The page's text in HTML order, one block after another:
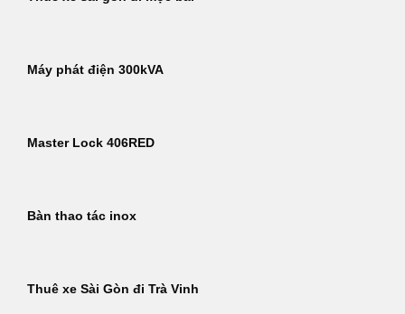
Máy phát điện 300kVA
Master Lock 406RED
Bàn thao tác inox
Thuê xe Sài Gòn đi Trà Vinh